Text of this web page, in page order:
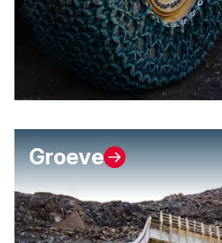
Groeve